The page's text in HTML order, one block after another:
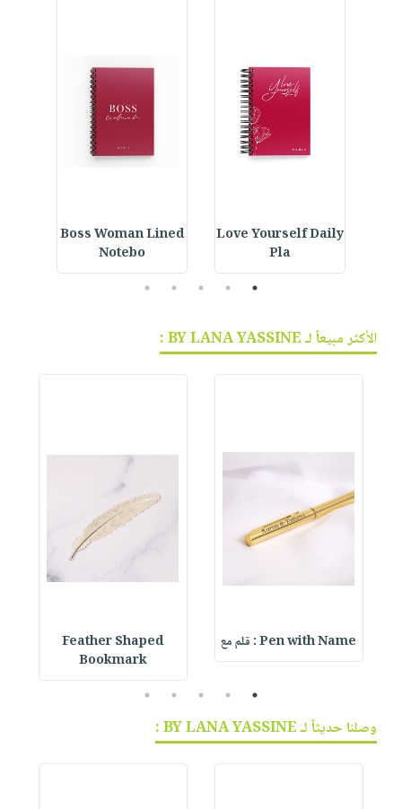
Love Yourself Daily
Pla
Boss Woman Lined
Notebo
1
2
3
4
5
الأكثر مبيعاً لـ BY LANA YASSINE :
Pen with Name : قلم مع
Feather Shaped
Bookmark
1
2
3
4
5
وصلنا حديثاً لـ BY LANA YASSINE :